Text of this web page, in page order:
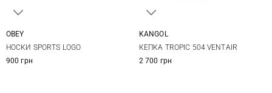
OBEY
НОСКИ SPORTS LOGO
900 грн
KANGOL
КЕПКА TROPIC 504 VENTAIR
2 700 грн